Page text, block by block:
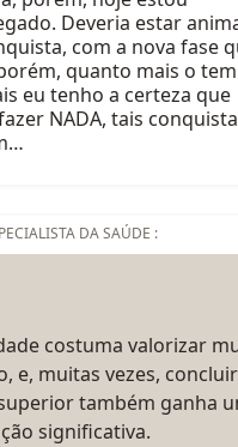
Deveria estar
com a nova fase
quanto mais o
eu tenho a certeza que
NADA, tais
DA SAÚDE :
costuma valorizar
e, muitas vezes,
também ganha
significativa.